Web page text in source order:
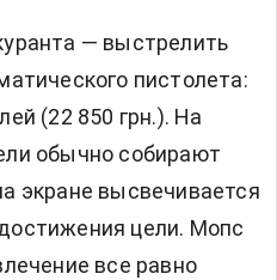
— выстрелить
пистолета:
(22 850 грн.). На
обычно собирают
экране высвечивается
цели. Мопс
все равно